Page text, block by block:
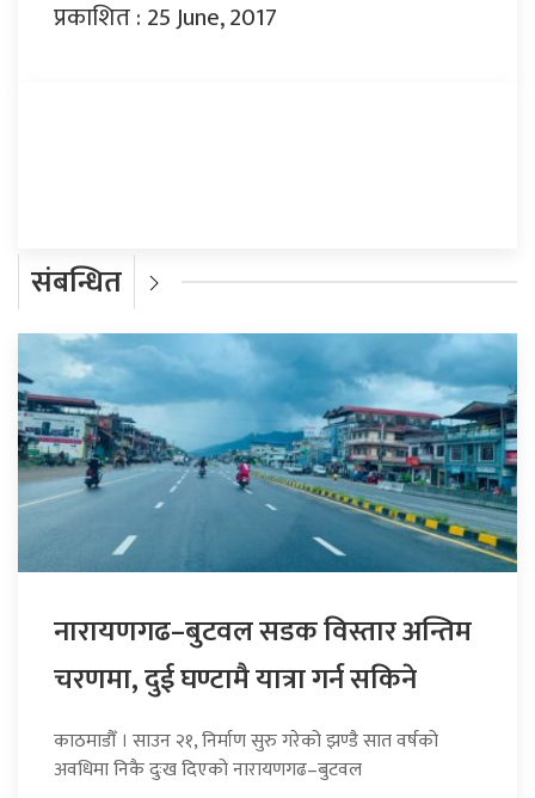
प्रकाशित : 25 June, 2017
संबन्धित
नारायणगढ–बुटवल सडक विस्तार अन्तिम
चरणमा, दुई घण्टामै यात्रा गर्न सकिने
काठमाडौँ । साउन २१, निर्माण सुरु गरेको झण्डै सात वर्षको
अवधिमा निकै दुःख दिएको नारायणगढ–बुटवल